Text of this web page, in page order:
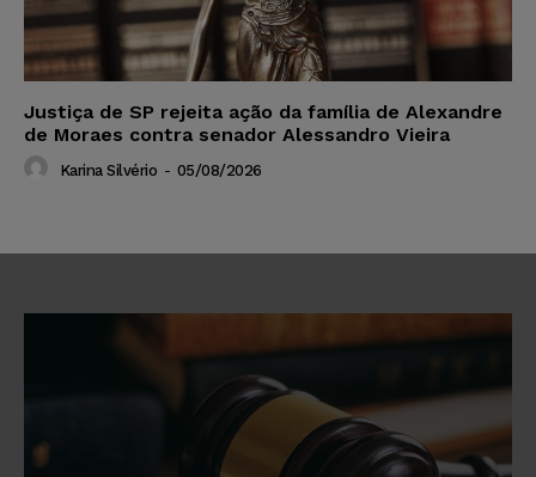
Justiça de SP rejeita ação da família de Alexandre
de Moraes contra senador Alessandro Vieira
Karina Silvério - 05/08/2026